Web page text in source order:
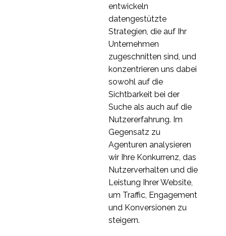
0
Künstliche Intelligenz
(AI) im Einzelhandel
0
Der Einfluss von
Chatbots auf die
Nutzererfahrung
0
Nutzererfahrung
beeinflussen kann
1
Chatbots nutzbar
0
Warum Chatbots
0
Künstliche Intelligenz
(KI) & UX-Design
entwickeln
datengestützte
Strategien, die auf Ihr
Unternehmen
zugeschnitten sind, und
konzentrieren uns dabei
sowohl auf die
Sichtbarkeit bei der
Suche als auch auf die
Nutzererfahrung. Im
Gegensatz zu
Agenturen analysieren
wir Ihre Konkurrenz, das
Nutzerverhalten und die
Leistung Ihrer Website,
um Traffic, Engagement
und Konversionen zu
steigern.